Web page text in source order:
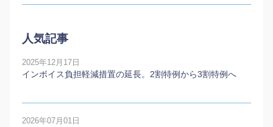
人気記事
2025年12月17日
インボイス負担軽減措置の延長。2割特例から3割特例へ
2026年07月01日